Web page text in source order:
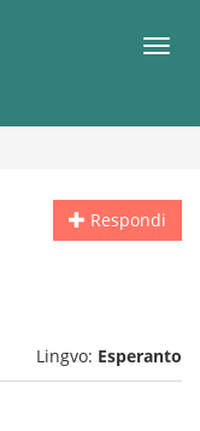
Respondi
Lingvo: Esperanto